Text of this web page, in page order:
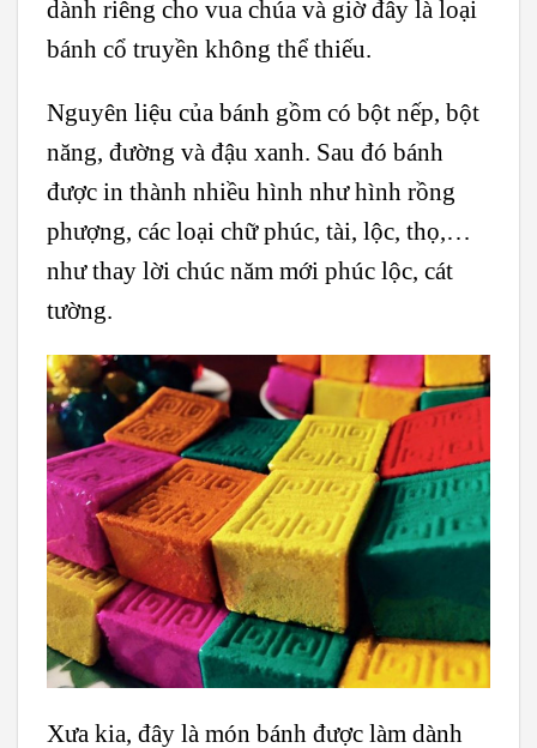
dành riêng cho vua chúa và giờ đây là loại
bánh cổ truyền không thể thiếu.
Nguyên liệu của bánh gồm có bột nếp, bột
năng, đường và đậu xanh. Sau đó bánh
được in thành nhiều hình như hình rồng
phượng, các loại chữ phúc, tài, lộc, thọ,…
như thay lời chúc năm mới phúc lộc, cát
tường.
Xưa kia, đây là món bánh được làm dành